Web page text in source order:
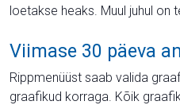
loetakse heaks. Muul juhul on
Viimase 30 päeva
Rippmenüüst saab valida
graafikud korraga. Kõik